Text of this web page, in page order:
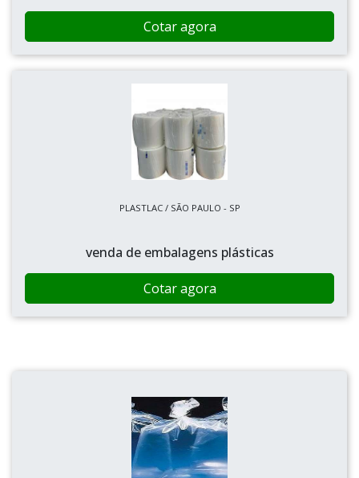
Cotar agora
PLASTLAC / SÃO PAULO - SP
venda de embalagens plásticas
Cotar agora